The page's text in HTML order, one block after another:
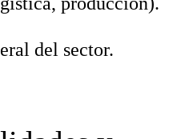
del sector.